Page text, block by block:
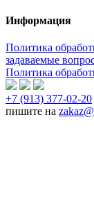
Информация
Политика
задаваемые
Политика
+7 (913) 377-02-20
пишите на